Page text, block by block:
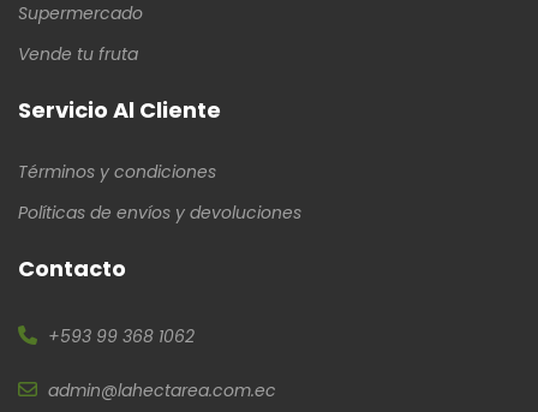
Supermercado
Vende tu fruta
Servicio Al Cliente
Términos y condiciones
Políticas de envíos y devoluciones
Contacto
+593 99 368 1062
admin@lahectarea.com.ec